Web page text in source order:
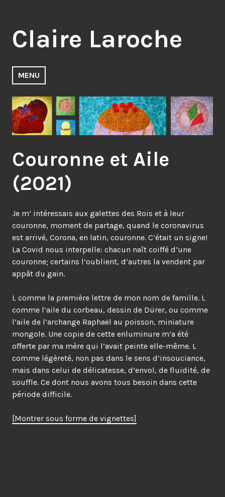
contenu
principal
Claire Laroche
MENU
Couronne et Aile
(2021)
Je m’ intéressais aux galettes des Rois et à leur
couronne, moment de partage, quand le coronavirus
est arrivé, Corona, en latin, couronne. C’était un signe!
La Covid nous interpelle: chacun naît coiffé d’une
couronne; certains l’oublient, d’autres la vendent par
appât du gain.
L comme la première lettre de mon nom de famille. L
comme l’aile du corbeau, dessin de Dürer, ou comme
l’aile de l’archange Raphaël au poisson, miniature
mongole. Une copie de cette enluminure m’a été
offerte par ma mère qui l’avait peinte elle-même. L
comme légèreté, non pas dans le sens d’insouciance,
mais dans celui de délicatesse, d’envol, de fluidité, de
souffle. Ce dont nous avons tous besoin dans cette
période difficile.
[Montrer sous forme de vignettes]